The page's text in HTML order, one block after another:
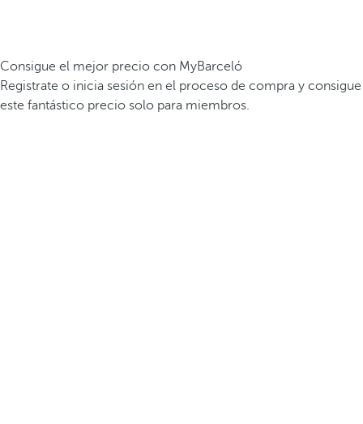
Consigue el mejor precio con MyBarceló
Registrate o inicia sesión en el proceso de compra y consigue
este fantástico precio solo para miembros.